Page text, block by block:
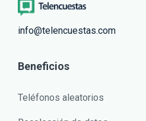
info@telencuestas.com
Beneficios
Teléfonos aleatorios